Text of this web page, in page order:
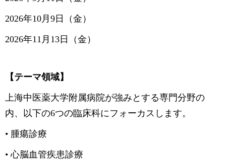
2026年10月9日（金）
2026年11月13日（金）
【テーマ領域】
上海中医薬大学附属病院が強みとする専門分野の
内、以下の6つの臨床科にフォーカスします。
• 腫瘍診療
• 心脳血管疾患診療